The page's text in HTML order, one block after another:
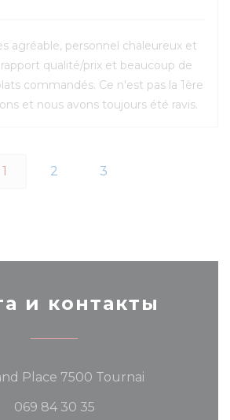
agréable, personnel chaleureux et
qualité/prix et beaucoup de
commandés. Ce n'est pas la 1ère
et nous avons toujours été ravis.
1 2 3
и контакты
Place 7500 Tournai
069 84 30 35